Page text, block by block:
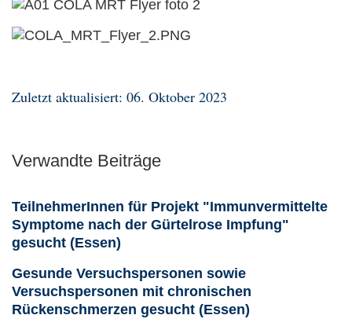
Zuletzt aktualisiert: 06. Oktober 2023
Verwandte Beiträge
TeilnehmerInnen für Projekt "Immunvermittelte
Symptome nach der Gürtelrose Impfung"
gesucht (Essen)
Gesunde Versuchspersonen sowie
Versuchspersonen mit chronischen
Rückenschmerzen gesucht (Essen)